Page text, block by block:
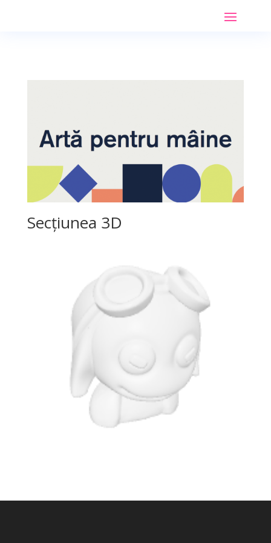
Secțiunea 3D